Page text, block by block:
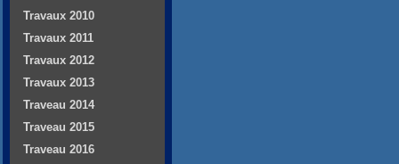
Travaux 2010
Travaux 2011
Travaux 2012
Travaux 2013
Traveau 2014
Traveau 2015
Traveau 2016